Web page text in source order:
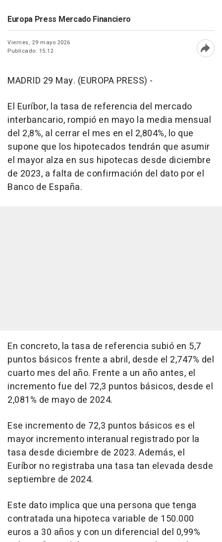
Europa Press Mercado Financiero
Viernes, 29 mayo 2026
Publicado: 15:12
MADRID 29 May. (EUROPA PRESS) -
El Euríbor, la tasa de referencia del mercado
interbancario, rompió en mayo la media mensual
del 2,8%, al cerrar el mes en el 2,804%, lo que
supone que los hipotecados tendrán que asumir
el mayor alza en sus hipotecas desde diciembre
de 2023, a falta de confirmación del dato por el
Banco de España.
En concreto, la tasa de referencia subió en 5,7
puntos básicos frente a abril, desde el 2,747% del
cuarto mes del año. Frente a un año antes, el
incremento fue del 72,3 puntos básicos, desde el
2,081% de mayo de 2024.
Ese incremento de 72,3 puntos básicos es el
mayor incremento interanual registrado por la
tasa desde diciembre de 2023. Además, el
Euríbor no registraba una tasa tan elevada desde
septiembre de 2024.
Este dato implica que una persona que tenga
contratada una hipoteca variable de 150.000
euros a 30 años y con un diferencial del 0,99%